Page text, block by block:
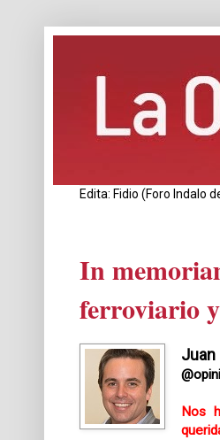
Edita: Fidio (Foro Indalo
In
ferroviario
Juan
Nos